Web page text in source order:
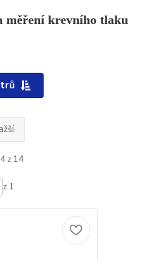
krevního tlaku
z 14
z 1